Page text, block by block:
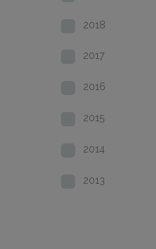
2018
2017
2016
2015
2014
2013